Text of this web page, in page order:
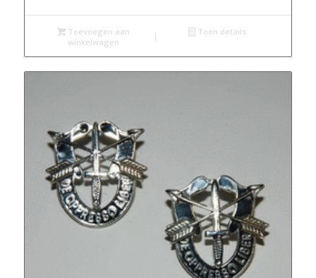
Toevoegen aan
winkelwagen
Toon details